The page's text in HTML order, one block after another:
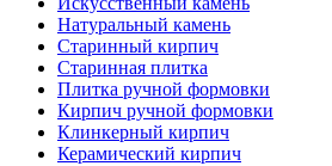
Натуральный камень
Старинный кирпич
Старинная плитка
Плитка ручной формовки
Кирпич ручной формовки
Клинкерный кирпич
Керамический кирпич